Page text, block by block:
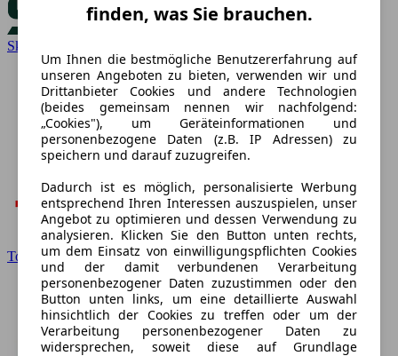
Skoda
Toyota
finden, was Sie brauchen.
Um Ihnen die bestmögliche Benutzererfahrung auf
unseren Angeboten zu bieten, verwenden wir und
Drittanbieter Cookies und andere Technologien
(beides gemeinsam nennen wir nachfolgend:
„Cookies"), um Geräteinformationen und
personenbezogene Daten (z.B. IP Adressen) zu
speichern und darauf zuzugreifen.
Dadurch ist es möglich, personalisierte Werbung
entsprechend Ihren Interessen auszuspielen, unser
Angebot zu optimieren und dessen Verwendung zu
analysieren. Klicken Sie den Button unten rechts,
um dem Einsatz von einwilligungspflichten Cookies
und der damit verbundenen Verarbeitung
personenbezogener Daten zuzustimmen oder den
Button unten links, um eine detaillierte Auswahl
hinsichtlich der Cookies zu treffen oder um der
Verarbeitung personenbezogener Daten zu
widersprechen, soweit diese auf Grundlage